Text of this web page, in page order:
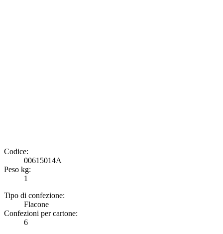
Codice:
00615014A
Peso kg:
1
Tipo di confezione:
Flacone
Confezioni per cartone:
6